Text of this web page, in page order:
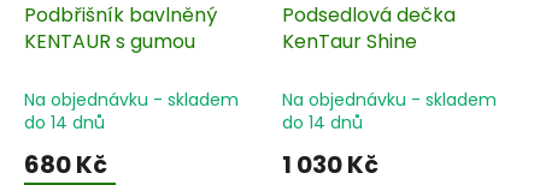
Podbřišník bavlněný
KENTAUR s gumou
Na objednávku - skladem
do 14 dnů
680 Kč
Podsedlová dečka
KenTaur Shine
Na objednávku - skladem
do 14 dnů
1 030 Kč